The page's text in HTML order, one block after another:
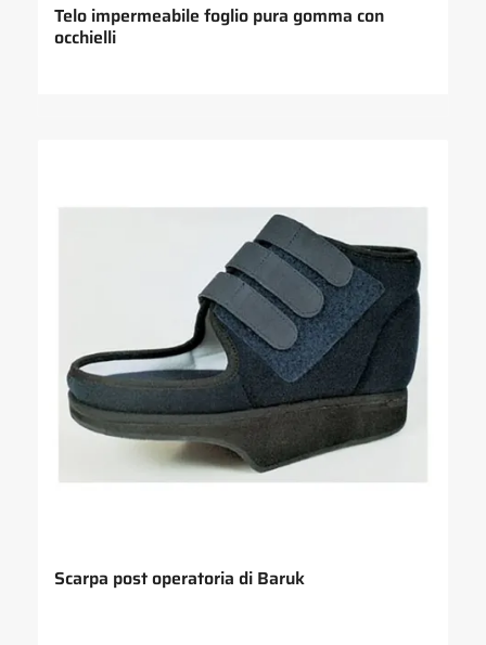
Telo impermeabile foglio pura gomma con
occhielli
Scarpa post operatoria di Baruk